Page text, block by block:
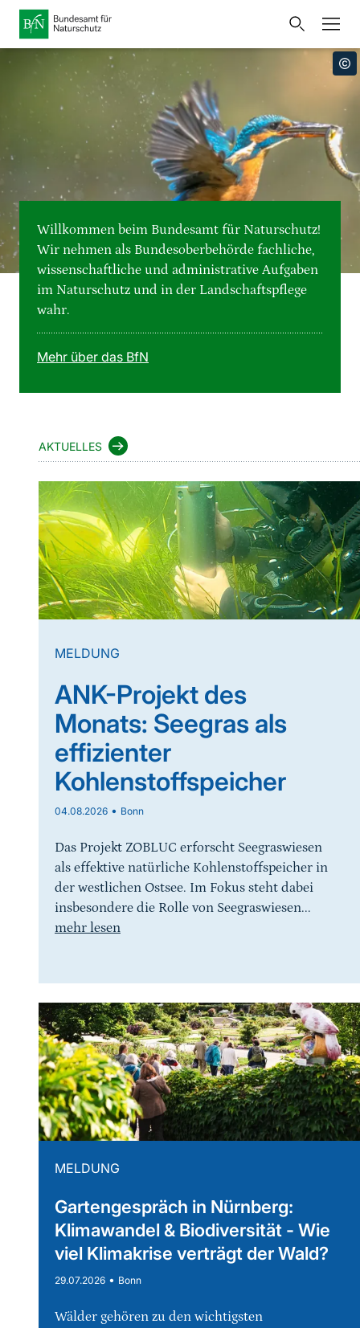
Öffnet
externe
Seite
Link
zur
Startseite
Direkt zur Hauptnavigation
Direkt zur Hauptinhalte
Direkt zur Fusszeile
Bundesamt für Naturschutz
Metanavigation
Startseite
Publikationen
Veranstaltungen
Karten und Daten
Leichte Sprache
Gebärdensprache
Willkommen beim Bundesamt für Naturschutz!
Wir nehmen als Bundesoberbehörde fachliche,
wissenschaftliche und administrative Aufgaben
im Naturschutz und in der Landschaftspflege
wahr.
Mehr über das BfN
AKTUELLES
ANK-Projekt des
Monats: Seegras als
effizienter
Kohlenstoffspeicher
MELDUNG
04.08.2026 • Bonn
Das Projekt ZOBLUC erforscht Seegraswiesen
als effektive natürliche Kohlenstoffspeicher in
der westlichen Ostsee. Im Fokus steht dabei
insbesondere die Rolle von Seegraswiesen...
mehr lesen
Gartengespräch in Nürnberg:
Klimawandel & Biodiversität - Wie
viel Klimakrise verträgt der Wald?
MELDUNG
29.07.2026 • Bonn
Wälder gehören zu den wichtigsten